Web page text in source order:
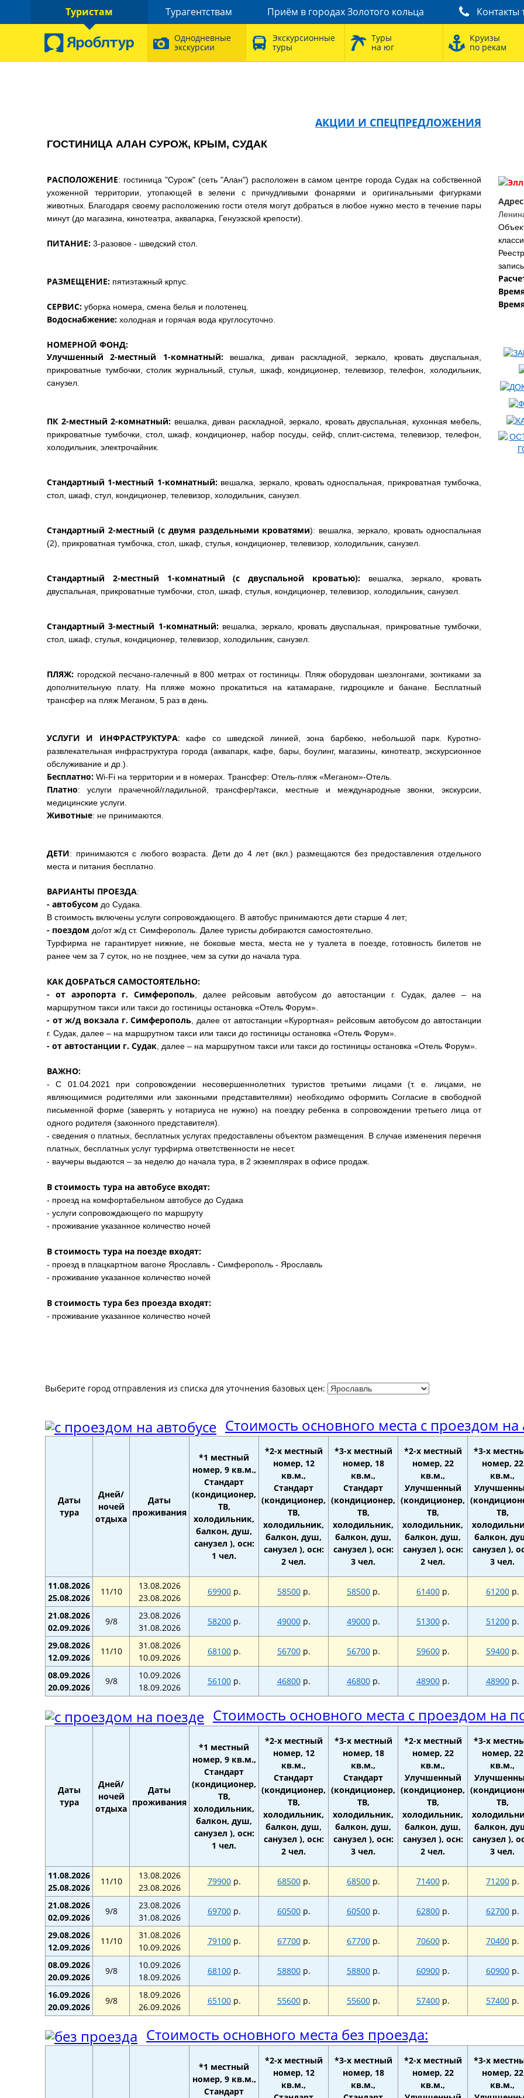
Туристам Турагентствам Приём в городах Золотого кольца Контакты
Однодневные
экскурсии
Экскурсионные
туры
Туры
на юг
Круизы
по рекам
АКЦИИ И СПЕЦПРЕДЛОЖЕНИЯ
ГОСТИНИЦА АЛАН СУРОЖ, КРЫМ, СУДАК
РАСПОЛОЖЕНИЕ: гостиница "Сурож" (сеть "Алан") расположен в самом центре города Судак на собственной
ухоженной территории, утопающей в зелени с причудливыми фонарями и оригинальными фигурками
животных. Благодаря своему расположению гости отеля могут добраться в любое нужно место в течение пары
минут (до магазина, кинотеатра, аквапарка, Генуэзской крепости).
ПИТАНИЕ: 3-разовое - шведский стол.
РАЗМЕЩЕНИЕ: пятиэтажный крпус.
СЕРВИС: уборка номера, смена белья и полотенец.
Водоснабжение: холодная и горячая вода круглосуточно.
НОМЕРНОЙ ФОНД:
Улучшенный 2-местный 1-комнатный:вешалка, диван раскладной, зеркало, кровать двуспальная,
прикроватные тумбочки, столик журнальный, стулья, шкаф, кондиционер, телевизор, телефон, холодильник,
санузел.
ПК 2-местный 2-комнатный: вешалка, диван раскладной, зеркало, кровать двуспальная, кухонная мебель,
прикроватные тумбочки, стол, шкаф, кондиционер, набор посуды, сейф, сплит-система, телевизор, телефон,
холодильник, электрочайник.
Стандартный 1-местный 1-комнатный:вешалка, зеркало, кровать односпальная, прикроватная тумбочка,
стол, шкаф, стул, кондиционер, телевизор, холодильник, санузел.
Стандартный 2-местный (с двумя раздельными кроватями): вешалка, зеркало, кровать односпальная
(2), прикроватная тумбочка, стол, шкаф, стулья, кондиционер, телевизор, холодильник, санузел.
Стандартный 2-местный 1-комнатный (с двуспальной кроватью):вешалка, зеркало, кровать
двуспальная, прикроватные тумбочки, стол, шкаф, стулья, кондиционер, телевизор, холодильник, санузел.
Стандартный 3-местный 1-комнатный: вешалка, зеркало, кровать двуспальная, прикроватные тумбочки,
стол, шкаф, стулья, кондиционер, телевизор, холодильник, санузел.
ПЛЯЖ: городской песчано-галечный в 800 метрах от гостиницы. Пляж оборудован шезлонгами, зонтиками за
дополнительную плату. На пляже можно прокатиться на катамаране, гидроцикле и банане. Бесплатный
трансфер на пляж Меганом, 5 раз в день.
УСЛУГИ И ИНФРАСТРУКТУРА:
кафе со шведской линией, зона барбекю, небольшой парк. Куротно-
развлекательная инфраструктура города (аквапарк, кафе, бары, боулинг, магазины, кинотеатр, экскурсионное
обслуживание и др.).
Бесплатно: Wi-Fi на территории и в номерах. Трансфер: Отель-пляж «Меганом»-Отель.
Платно: услуги прачечной/гладильной, трансфер/такси, местные и международные звонки, экскурсии,
медицинские услуги.
Животные: не принимаются.
ДЕТИ: принимаются с любого возраста. Дети до 4 лет (вкл.) размещаются без предоставления отдельного
места и питания бесплатно.
ВАРИАНТЫ ПРОЕЗДА:
- автобусом до Судака.
В стоимость включены услуги сопровождающего. В автобус принимаются дети старше 4 лет;
- поездом до/от ж/д ст. Симферополь. Далее туристы добираются самостоятельно.
Турфирма не гарантирует нижние, не боковые места, места не у туалета в поезде, готовность билетов не
ранее чем за 7 суток, но не позднее, чем за сутки до начала тура.
КАК ДОБРАТЬСЯ САМОСТОЯТЕЛЬНО:
- от аэропорта г. Симферополь , далее рейсовым автобусом до автостанции г. Судак, далее – на
маршрутном такси или такси до гостиницы остановка «‎Отель Форум»‎.
- от ж/д вокзала г. Симферополь , далее от автостанции «‎Курортная» ‎рейсовым автобусом до автостанции
г. Судак, далее – на маршрутном такси или такси до гостиницы остановка «‎Отель Форум».
- от автостанции г. Судак , далее – на маршрутном такси или такси до гостиницы остановка «‎Отель Форум».
ВАЖНО:
- С 01.04.2021 при сопровождении несовершеннолетних туристов третьими лицами (т. е. лицами, не
являющимися родителями или законными представителями) необходимо оформить Согласие в свободной
письменной форме (заверять у нотариуса не нужно) на поездку ребенка в сопровождении третьего лица от
одного родителя (законного представителя).
- сведения о платных, бесплатных услугах предоставлены объектом размещения. В случае изменения перечня
платных, бесплатных услуг турфирма ответственности не несет.
- ваучеры выдаются – за неделю до начала тура, в 2 экземплярах в офисе продаж.
В стоимость тура на автобусе входят:
- проезд на комфортабельном автобусе до Судака
- услуги сопровождающего по маршруту
- проживание указанное количество ночей
В стоимость тура на поезде входят:
- проезд в плацкартном вагоне Ярославль - Симферополь - Ярославль
- проживание указанное количество ночей
В стоимость тура без проезда входят:
- проживание указанное количество ночей
запись
Выберите город отправления из списка для уточнения базовых цен:
Стоимость основного места с проездом на
Даты
тура
Дней/
ночей
отдыха
Даты
проживания
*1 местный
номер, 9 кв.м.,
Стандарт
(кондиционер,
ТВ,
холодильник,
балкон, душ,
санузел ), осн:
1 чел.
*2-х местный
номер, 12
кв.м.,
Стандарт
(кондиционер,
ТВ,
холодильник,
балкон, душ,
санузел ), осн:
2 чел.
*3-х местный
номер, 18
кв.м.,
Стандарт
(кондиционер,
ТВ,
холодильник,
балкон, душ,
санузел ), осн:
3 чел.
*2-х местный
номер, 22
кв.м.,
Улучшенный
(кондиционер,
ТВ,
холодильник,
балкон, душ,
санузел ), осн:
2 чел.
*3-х
номер, 22
кв.м.,
ТВ,
балкон,
санузел ),
3 чел.
11.08.2026
25.08.2026
11/10
13.08.2026
23.08.2026
69900р. 58500р. 58500р. 61400р. 61200р.
21.08.2026
02.09.2026
9/8
23.08.2026
31.08.2026
58200р. 49000р. 49000р. 51300р. 51200р.
29.08.2026
12.09.2026
11/10
31.08.2026
10.09.2026
68100р. 56700р. 56700р. 59600р. 59400р.
08.09.2026
20.09.2026
9/8
10.09.2026
18.09.2026
56100р. 46800р. 46800р. 48900р. 48900р.
Стоимость основного места с проездом на
Даты
тура
Дней/
ночей
отдыха
Даты
проживания
*1 местный
номер, 9 кв.м.,
Стандарт
(кондиционер,
ТВ,
холодильник,
балкон, душ,
санузел ), осн:
1 чел.
*2-х местный
номер, 12
кв.м.,
Стандарт
(кондиционер,
ТВ,
холодильник,
балкон, душ,
санузел ), осн:
2 чел.
*3-х местный
номер, 18
кв.м.,
Стандарт
(кондиционер,
ТВ,
холодильник,
балкон, душ,
санузел ), осн:
3 чел.
*2-х местный
номер, 22
кв.м.,
Улучшенный
(кондиционер,
ТВ,
холодильник,
балкон, душ,
санузел ), осн:
2 чел.
*3-х
номер, 22
кв.м.,
ТВ,
балкон,
санузел ),
3 чел.
11.08.2026
25.08.2026
11/10
13.08.2026
23.08.2026
79900р. 68500р. 68500р. 71400р. 71200р.
21.08.2026
02.09.2026
9/8
23.08.2026
31.08.2026
69700р. 60500р. 60500р. 62800р. 62700р.
29.08.2026
12.09.2026
11/10
31.08.2026
10.09.2026
79100р. 67700р. 67700р. 70600р. 70400р.
08.09.2026
20.09.2026
9/8
10.09.2026
18.09.2026
68100р. 58800р. 58800р. 60900р. 60900р.
16.09.2026
20.09.2026
9/8
18.09.2026
26.09.2026
65100р. 55600р. 55600р. 57400р. 57400р.
Стоимость основного места без проезда:
*1 местный
номер, 9 кв.м.,
Стандарт
*2-х местный
номер, 12
кв.м.,
*3-х местный
номер, 18
кв.м.,
*2-х местный
номер, 22
кв.м.,
*3-х
номер, 22
кв.м.,